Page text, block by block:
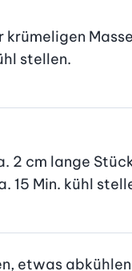
stellen.
2 cm lange
15 Min. kühl
etwas